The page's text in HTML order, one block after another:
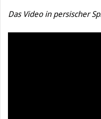
Das Video in persischer